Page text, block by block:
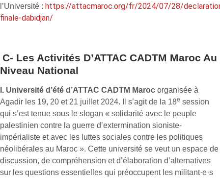
l’Université : https://attacmaroc.org/fr/2024/07/28/
finale-dabidjan/
C- Les Activités D’ATTAC CADTM Maroc Au
Niveau National
I. Université d’été d’ATTAC CADTM Maroc organisée à
Agadir les 19, 20 et 21 juillet 2024. Il s’agit de la 18e session
qui s’est tenue sous le slogan « solidarité avec le peuple
palestinien contre la guerre d’extermination sioniste-
impérialiste et avec les luttes sociales contre les politiques
néolibérales au Maroc ». Cette université se veut un espace de
discussion, de compréhension et d’élaboration d’alternatives
sur les questions essentielles qui préoccupent les militant·e·s